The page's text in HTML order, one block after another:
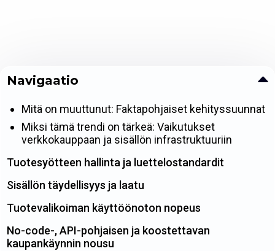
Navigaatio
Mitä on muuttunut: Faktapohjaiset kehityssuunnat
Miksi tämä trendi on tärkeä: Vaikutukset
verkkokauppaan ja sisällön infrastruktuuriin
Tuotesyötteen hallinta ja luettelostandardit
Sisällön täydellisyys ja laatu
Tuotevalikoiman käyttöönoton nopeus
No-code-, API-pohjaisen ja koostettavan
kaupankäynnin nousu